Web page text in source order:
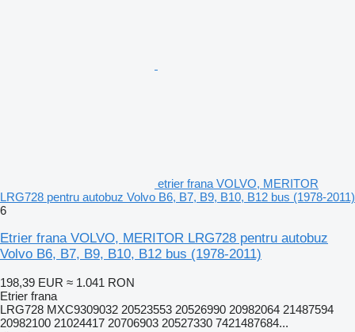
etrier frana VOLVO, MERITOR
LRG728 pentru autobuz Volvo B6, B7, B9, B10, B12 bus (1978-2011)
6
Etrier frana VOLVO, MERITOR LRG728 pentru autobuz
Volvo B6, B7, B9, B10, B12 bus (1978-2011)
198,39 EUR ≈ 1.041 RON
Etrier frana
LRG728 MXC9309032 20523553 20526990 20982064 21487594
20982100 21024417 20706903 20527330 7421487684...